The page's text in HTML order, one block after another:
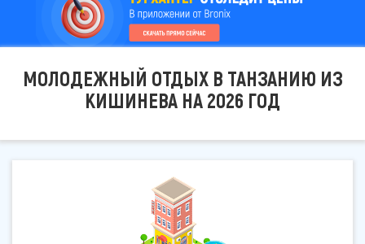
МОЛОДЕЖНЫЙ ОТДЫХ В ТАНЗАНИЮ ИЗ
КИШИНЕВА НА 2026 ГОД